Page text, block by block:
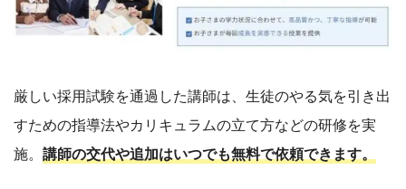
厳しい採用試験を通過した講師は、生徒のやる気を引き出
すための指導法やカリキュラムの立て方などの研修を実
施。 講師の交代や追加はいつでも無料で依頼できます。